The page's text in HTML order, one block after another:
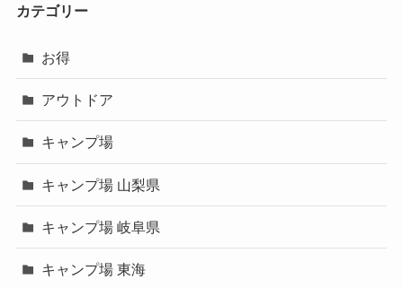
カテゴリー
お得
アウトドア
キャンプ場
キャンプ場 山梨県
キャンプ場 岐阜県
キャンプ場 東海